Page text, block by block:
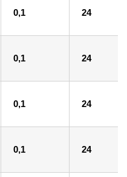
0,1 24
0,1 24
0,1 24
0,1 24